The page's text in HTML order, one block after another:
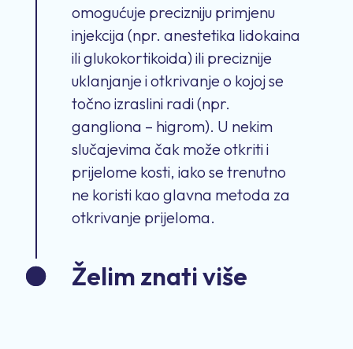
omogućuje precizniju primjenu
injekcija (npr. anestetika lidokaina
ili glukokortikoida) ili preciznije
uklanjanje i otkrivanje o kojoj se
točno izraslini radi (npr.
gangliona – higrom). U nekim
slučajevima čak može otkriti i
prijelome kosti, iako se trenutno
ne koristi kao glavna metoda za
otkrivanje prijeloma.
Želim znati više